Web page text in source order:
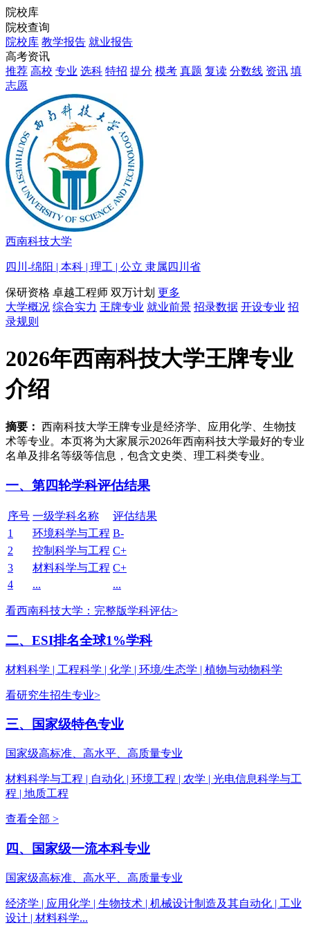
院校库
院校查询
院校库 教学报告 就业报告
高考资讯
推荐 高校 专业 选科 特招 提分 模考 真题 复读 分数线 资讯 填
志愿
西南科技大学
四川-绵阳 | 本科 | 理工 | 公立 隶属四川省
保研资格 卓越工程师 双万计划 更多
大学概况 综合实力 王牌专业 就业前景 招录数据 开设专业 招
录规则
2026年西南科技大学王牌专业
介绍
摘要： 西南科技大学王牌专业是经济学、应用化学、生物技
术等专业。本页将为大家展示2026年西南科技大学最好的专业
名单及排名等级等信息，包含文史类、理工科类专业。
一、第四轮学科评估结果
序号 一级学科名称
评估结果
1
环境科学与工程 B-
2
控制科学与工程 C+
3
材料科学与工程 C+
4
... ...
看西南科技大学：完整版学科评估>
二、ESI排名全球1%学科
材料科学 | 工程科学 | 化学 | 环境/生态学 | 植物与动物科学
看研究生招生专业>
三、国家级特色专业
国家级高标准、高水平、高质量专业
材料科学与工程 | 自动化 | 环境工程 | 农学 | 光电信息科学与工
程 | 地质工程
查看全部 >
四、国家级一流本科专业
国家级高标准、高水平、高质量专业
经济学 | 应用化学 | 生物技术 | 机械设计制造及其自动化 | 工业
设计 | 材料科学...